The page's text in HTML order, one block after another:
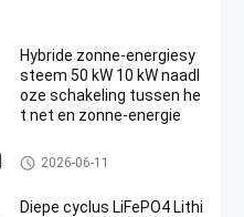
Hybride zonne-energiesy
steem 50 kW 10 kW naadl
oze schakeling tussen he
t net en zonne-energie
Lifepo4-lithiumbatterij
2026-06-11
Diepe cyclus LiFePO4 Lithi